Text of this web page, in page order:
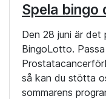
Spela bingo
Den 28 juni är det
BingoLotto.
så kan du stötta
sommarens